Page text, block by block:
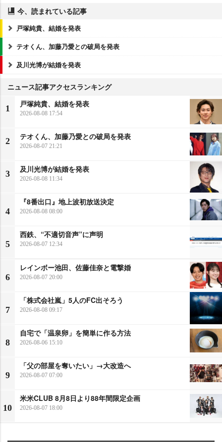
今、読まれている記事
戸塚純貴、結婚を発表
テオくん、加藤乃愛との破局を発表
及川光博が結婚を発表
ニュース記事アクセスランキング
1
戸塚純貴、結婚を発表
2026-08-08 17:54
2
テオくん、加藤乃愛との破局を発表
2026-08-07 21:21
3
及川光博が結婚を発表
2026-08-08 11:34
4
『8番出口』地上波初放送決定
2026-08-08 08:00
5
西鉄、“不適切音声”に声明
2026-08-07 12:34
6
レインボー池田、佐藤佳奈と電撃婚
2026-08-07 20:00
7
「株式会社嵐」5人のFC出そろう
2026-08-08 09:17
8
自宅で「温泉卵」を簡単に作る方法
2026-08-06 15:10
9
「父の部屋を奪いたい」→大改造へ
2026-08-07 07:00
10
米米CLUB 8月8日より88年間限定企画
2026-08-07 18:00